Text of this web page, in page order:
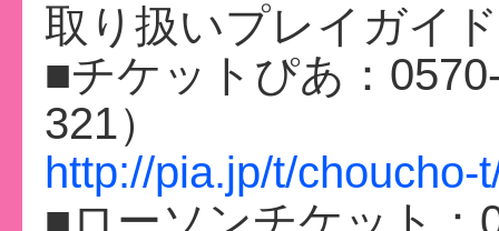
取り扱いプレイガイド
■チケットぴあ：
321）
http://pia.jp/t/choucho-
■ローソンチケット：